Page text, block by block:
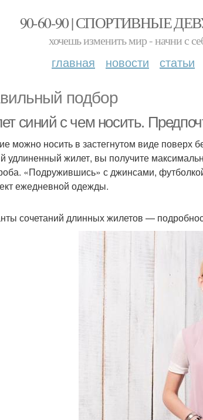
90-60-90 | СПОРТИВНЫЕ
хочешь изменить мир - начни с
главная новости статьи
подбор
синий с чем носить.
можно носить в застегнутом виде поверх
удлиненный жилет, вы получите
«Подружившись» с джинсами,
ежедневной одежды.
сочетаний длинных жилетов —